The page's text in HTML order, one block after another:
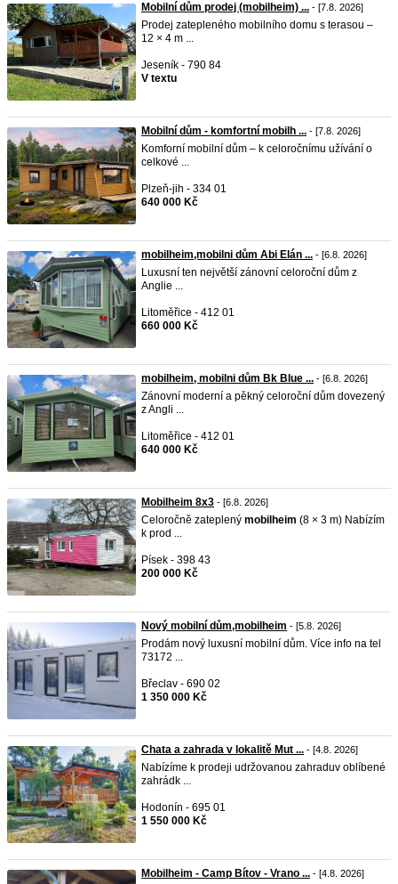
Mobilní dům prodej (mobilheim) ... - [7.8. 2026]
Prodej zatepleného mobilního domu s terasou –
12 × 4 m ...
Jeseník - 790 84
V textu
Mobilní dům - komfortní mobilh ... - [7.8. 2026]
Komforní mobilní dům – k celoročnímu užívání o
celkové ...
Plzeň-jih - 334 01
640 000 Kč
mobilheim,mobilni dům Abi Elán ... - [6.8. 2026]
Luxusní ten největší zánovní celoroční dům z
Anglie ...
Litoměřice - 412 01
660 000 Kč
mobilheim, mobilni dům Bk Blue ... - [6.8. 2026]
Zánovní moderní a pěkný celoroční dům dovezený
z Angli ...
Litoměřice - 412 01
640 000 Kč
Mobilheim 8x3 - [6.8. 2026]
Celoročně zateplený mobilheim (8 × 3 m) Nabízím
k prod ...
Písek - 398 43
200 000 Kč
Nový mobilní dům,mobilheim - [5.8. 2026]
Prodám nový luxusní mobilní dům. Více info na tel
73172 ...
Břeclav - 690 02
1 350 000 Kč
Chata a zahrada v lokalitě Mut ... - [4.8. 2026]
Nabízíme k prodeji udržovanou zahraduv oblíbené
zahrádk ...
Hodonín - 695 01
1 550 000 Kč
Mobilheim - Camp Bítov - Vrano ... - [4.8. 2026]